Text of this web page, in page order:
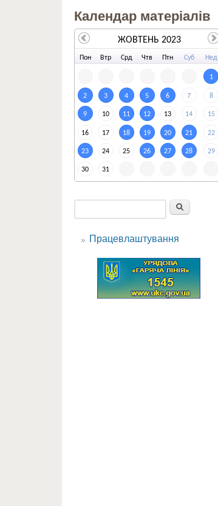
Календар матеріалів
Пон Втр Срд Чтв Птн Суб Нед
1
2 3 4 5 6 7 8
9 10 11 12 13 14 15
16 17 18 19 20 21 22
23 24 25 26 27 28 29
30 31
ЖОВТЕНЬ 2023
Пошукова форма
Працевлаштування